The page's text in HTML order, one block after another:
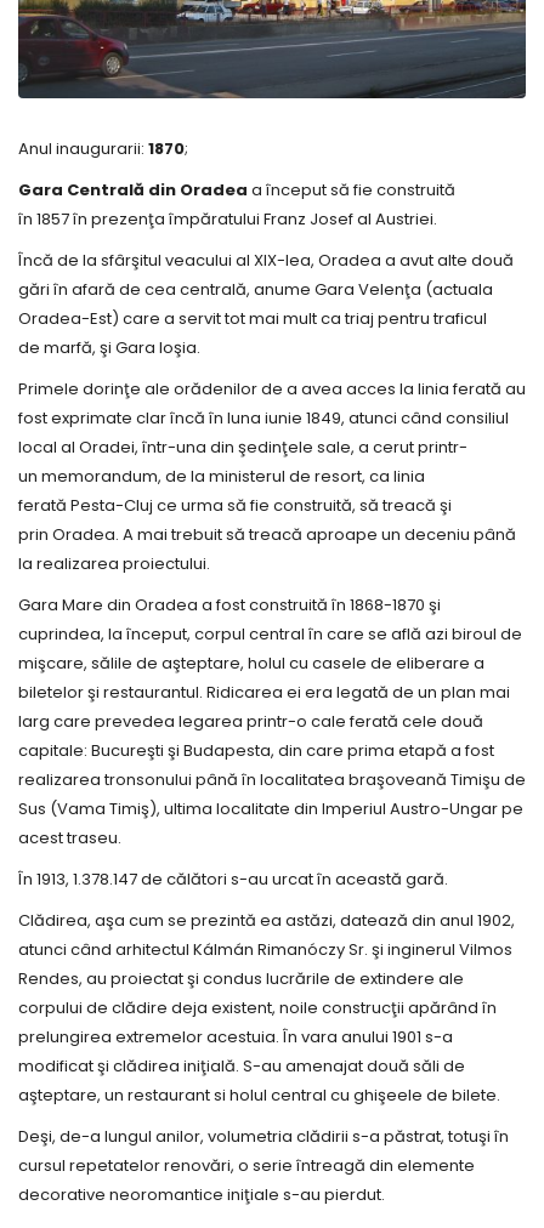
Anul inaugurarii: 1870;
Gara Centrală din Oradea a început să fie construită
în 1857 în prezenţa împăratului Franz Josef al Austriei.
Încă de la sfârşitul veacului al XIX-lea, Oradea a avut alte două
gări în afară de cea centrală, anume Gara Velenţa (actuala
Oradea-Est) care a servit tot mai mult ca triaj pentru traficul
de marfă, şi Gara Ioşia.
Primele dorinţe ale orădenilor de a avea acces la linia ferată au
fost exprimate clar încă în luna iunie 1849, atunci când consiliul
local al Oradei, într-una din şedinţele sale, a cerut printr-
un memorandum, de la ministerul de resort, ca linia
ferată Pesta-Cluj ce urma să fie construită, să treacă şi
prin Oradea. A mai trebuit să treacă aproape un deceniu până
la realizarea proiectului.
Gara Mare din Oradea a fost construită în 1868-1870 şi
cuprindea, la început, corpul central în care se află azi biroul de
mişcare, sălile de aşteptare, holul cu casele de eliberare a
biletelor şi restaurantul. Ridicarea ei era legată de un plan mai
larg care prevedea legarea printr-o cale ferată cele două
capitale: Bucureşti şi Budapesta, din care prima etapă a fost
realizarea tronsonului până în localitatea braşoveană Timişu de
Sus (Vama Timiş), ultima localitate din Imperiul Austro-Ungar pe
acest traseu.
În 1913, 1.378.147 de călători s-au urcat în această gară.
Clădirea, aşa cum se prezintă ea astăzi, datează din anul 1902,
atunci când arhitectul Kálmán Rimanóczy Sr. şi inginerul Vilmos
Rendes, au proiectat şi condus lucrările de extindere ale
corpului de clădire deja existent, noile construcţii apărând în
prelungirea extremelor acestuia. În vara anului 1901 s-a
modificat şi clădirea iniţială. S-au amenajat două săli de
aşteptare, un restaurant si holul central cu ghişeele de bilete.
Deşi, de-a lungul anilor, volumetria clădirii s-a păstrat, totuşi în
cursul repetatelor renovări, o serie întreagă din elemente
decorative neoromantice iniţiale s-au pierdut.